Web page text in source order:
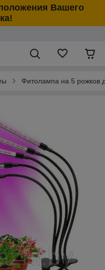
Вашего
Фитолампа на 5 рожков